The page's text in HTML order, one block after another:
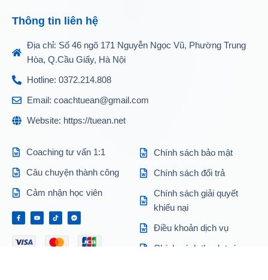
Thông tin liên hệ
Địa chỉ: Số 46 ngõ 171 Nguyễn Ngọc Vũ, Phường Trung
Hòa, Q.Cầu Giấy, Hà Nội
Hotline: 0372.214.808
Email: coachtuean@gmail.com
Website: https://tuean.net
Coaching tư vấn 1:1
Câu chuyện thành công
Cảm nhận học viên
Chính sách bảo mật
Chính sách đổi trả
Chính sách giải quyết
khiếu nại
Điều khoản dịch vụ
Chính sách thanh toán